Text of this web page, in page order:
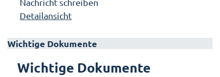
Detailansicht
Wichtige Dokumente
Wichtige Dokumente